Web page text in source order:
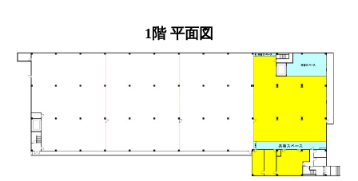
1階 平面図